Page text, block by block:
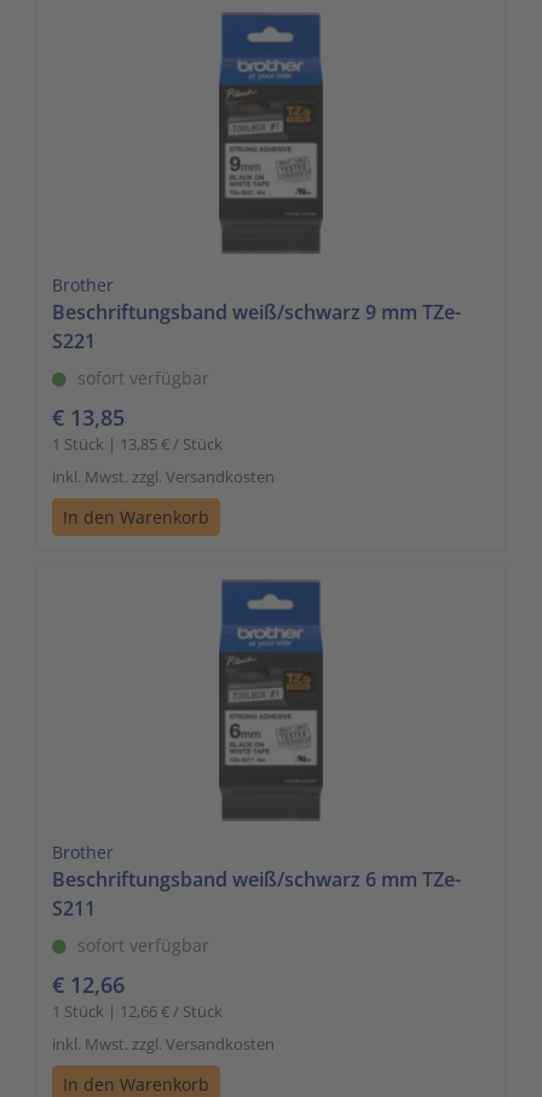
Brother
Beschriftungsband weiß/schwarz 9 mm TZe-
S221
sofort verfügbar
€ 13,85
1 Stück | 13,85 € / Stück
inkl. Mwst. zzgl. Versandkosten
In den Warenkorb
Brother
Beschriftungsband weiß/schwarz 6 mm TZe-
S211
sofort verfügbar
€ 12,66
1 Stück | 12,66 € / Stück
inkl. Mwst. zzgl. Versandkosten
In den Warenkorb